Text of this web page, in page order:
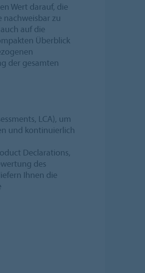
Wert darauf, die
zu
auf die
Überblick
der gesamten
LCA), um
und kontinuierlich
Declarations,
des
Ihnen die